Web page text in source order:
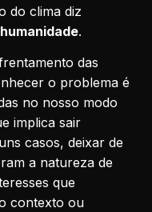
do clima diz
humanidade.
das
o problema é
no nosso modo
implica sair
casos, deixar de
a natureza de
que
contexto ou